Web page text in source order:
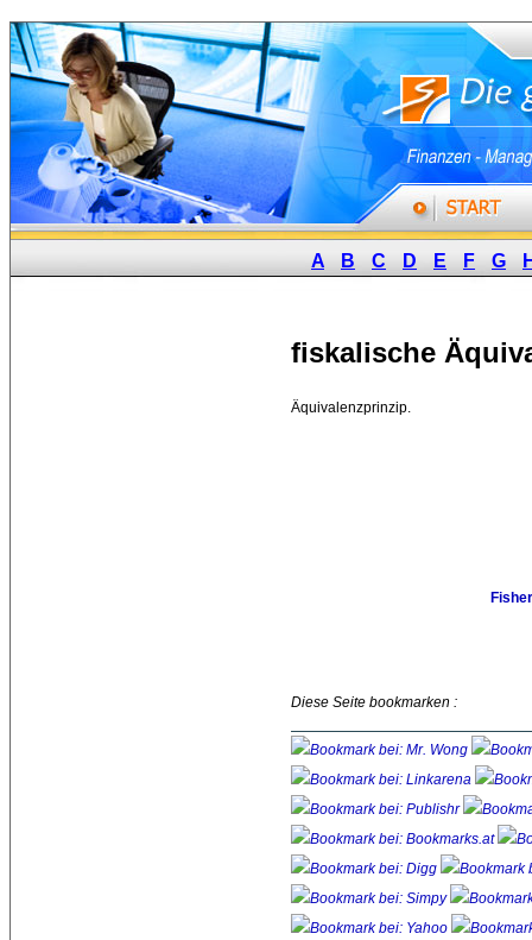
A B C D E F G
fiskalische
Äquivalenzprinzip.
Diese Seite bookmarken :